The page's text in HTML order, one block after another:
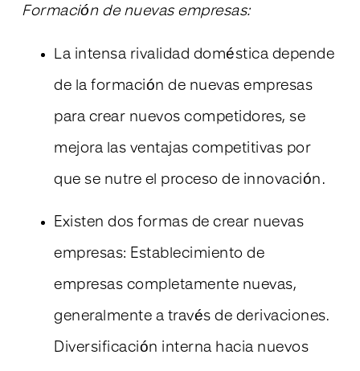
Formación de nuevas empresas:
La intensa rivalidad doméstica depende
de la formación de nuevas empresas
para crear nuevos competidores, se
mejora las ventajas competitivas por
que se nutre el proceso de innovación.
Existen dos formas de crear nuevas
empresas: Establecimiento de
empresas completamente nuevas,
generalmente a través de derivaciones.
Diversificación interna hacia nuevos